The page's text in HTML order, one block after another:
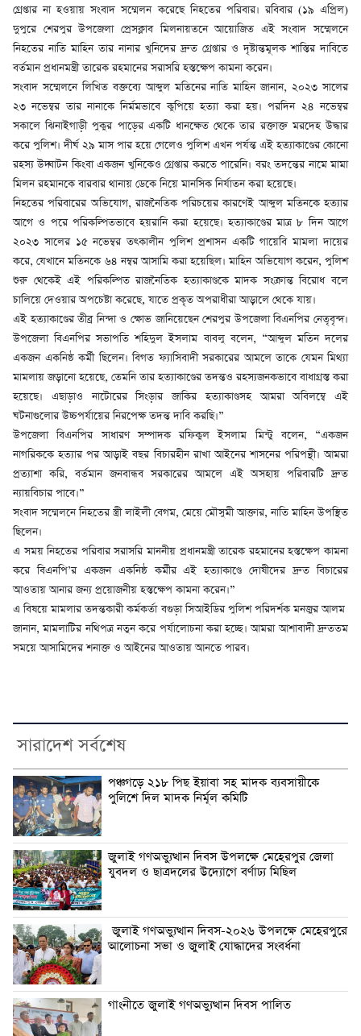
গ্রেপ্তার না হওয়ায় সংবাদ সম্মেলন করেছে নিহতের পরিবার। রবিবার (১৯ এপ্রিল)
দুপুরে শেরপুর উপজেলা প্রেসক্লাব মিলনায়তনে আয়োজিত এই সংবাদ সম্মেলনে
নিহতের নাতি মাহিন তার নানার খুনিদের দ্রুত গ্রেপ্তার ও দৃষ্টান্তমূলক শাস্তির দাবিতে
বর্তমান প্রধানমন্ত্রী তারেক রহমানের সরাসরি হস্তক্ষেপ কামনা করেন।
সংবাদ সম্মেলনে লিখিত বক্তব্যে আব্দুল মতিনের নাতি মাহিন জানান, ২০২৩ সালের
২৩ নভেম্বর তার নানাকে নির্মমভাবে কুপিয়ে হত্যা করা হয়। পরদিন ২৪ নভেম্বর
সকালে ঝিনাইগাড়ী পুকুর পাড়ের একটি ধানক্ষেত থেকে তার রক্তাক্ত মরদেহ উদ্ধার
করে পুলিশ। দীর্ঘ ২৯ মাস পার হয়ে গেলেও পুলিশ এখন পর্যন্ত এই হত্যাকাণ্ডের কোনো
রহস্য উদ্ঘাটন কিংবা একজন খুনিকেও গ্রেপ্তার করতে পারেনি। বরং তদন্তের নামে মামা
মিলন রহমানকে বারবার থানায় ডেকে নিয়ে মানসিক নির্যাতন করা হয়েছে।
নিহতের পরিবারের অভিযোগ, রাজনৈতিক পরিচয়ের কারণেই আব্দুল মতিনকে হত্যার
আগে ও পরে পরিকল্পিতভাবে হয়রানি করা হয়েছে। হত্যাকাণ্ডের মাত্র ৮ দিন আগে
২০২৩ সালের ১৫ নভেম্বর তৎকালীন পুলিশ প্রশাসন একটি গায়েবি মামলা দায়ের
করে, যেখানে মতিনকে ৬৪ নম্বর আসামি করা হয়েছিল। মাহিন অভিযোগ করেন, পুলিশ
শুরু থেকেই এই পরিকল্পিত রাজনৈতিক হত্যাকাণ্ডকে মাদক সংক্রান্ত বিরোধ বলে
চালিয়ে দেওয়ার অপচেষ্টা করেছে, যাতে প্রকৃত অপরাধীরা আড়ালে থেকে যায়।
এই হত্যাকাণ্ডের তীব্র নিন্দা ও ক্ষোভ জানিয়েছেন শেরপুর উপজেলা বিএনপির নেতৃবৃন্দ।
উপজেলা বিএনপির সভাপতি শহিদুল ইসলাম বাবলু বলেন, “আব্দুল মতিন দলের
একজন একনিষ্ঠ কর্মী ছিলেন। বিগত ফ্যাসিবাদী সরকারের আমলে তাকে যেমন মিথ্যা
মামলায় জড়ানো হয়েছে, তেমনি তার হত্যাকাণ্ডের তদন্তও রহস্যজনকভাবে বাধাগ্রস্ত করা
হয়েছে। এছাড়াও নাটোরের সিংড়ার জাকির হত্যাকাণ্ডসহ আমরা অবিলম্বে এই
ঘটনাগুলোর উচ্চপর্যায়ের নিরপেক্ষ তদন্ত দাবি করছি।”
উপজেলা বিএনপির সাধারণ সম্পাদক রফিকুল ইসলাম মিন্টু বলেন, “একজন
নাগরিককে হত্যার পর আড়াই বছর বিচারহীন রাখা আইনের শাসনের পরিপন্থী। আমরা
প্রত্যাশা করি, বর্তমান জনবান্ধব সরকারের আমলে এই অসহায় পরিবারটি দ্রুত
ন্যায়বিচার পাবে।”
সংবাদ সম্মেলনে নিহতের স্ত্রী লাইলী বেগম, মেয়ে মৌসুমী আক্তার, নাতি মাহিন উপস্থিত
ছিলেন।
এ সময় নিহতের পরিবার সরাসরি মাননীয় প্রধানমন্ত্রী তারেক রহমানের হস্তক্ষেপ কামনা
করে বিএনপি’র একজন একনিষ্ঠ কর্মীর এই হত্যাকাণ্ডে দোষীদের দ্রুত বিচারের
আওতায় আনার জন্য প্রয়োজনীয় হস্তক্ষেপ কামনা করেন।”
এ বিষয়ে মামলার তদন্তকারী কর্মকর্তা বগুড়া সিআইডির পুলিশ পরিদর্শক মনজুর আলম
জানান, মামলাটির নথিপত্র নতুন করে পর্যালোচনা করা হচ্ছে। আমরা আশাবাদী দ্রুততম
সময়ে আসামিদের শনাক্ত ও আইনের আওতায় আনতে পারব।
সারাদেশ সর্বশেষ
পঞ্চগড়ে ২১৮ পিছ ইয়াবা সহ মাদক ব্যবসায়ীকে
পুলিশে দিল মাদক নির্মূল কমিটি
জুলাই গণঅভ্যুত্থান দিবস উপলক্ষে মেহেরপুর জেলা
যুবদল ও ছাত্রদলের উদ্যোগে বর্ণাঢ্য মিছিল
জুলাই গণঅভ্যুত্থান দিবস-২০২৬ উপলক্ষে মেহেরপুরে
আলোচনা সভা ও জুলাই যোদ্ধাদের সংবর্ধনা
গাংনীতে জুলাই গণঅভ্যুত্থান দিবস পালিত